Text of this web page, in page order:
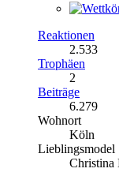
Reaktionen
2.533
Trophäen
2
Beiträge
6.279
Wohnort
Köln
Lieblingsmodel
Christina